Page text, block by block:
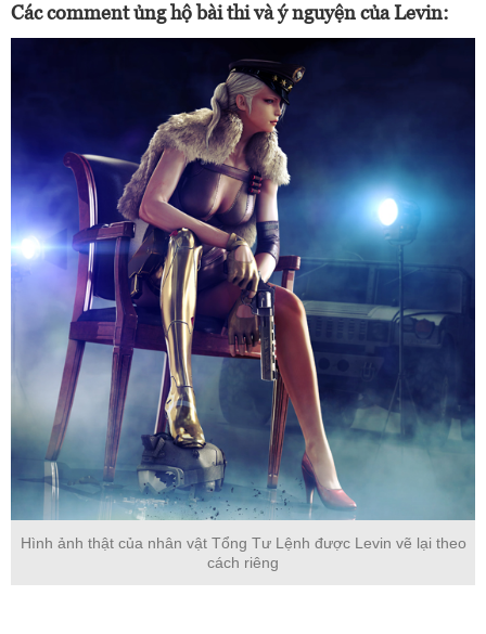
Các comment ủng hộ bài thi và ý nguyện của Levin:
Hình ảnh thật của nhân vật Tổng Tư Lệnh được Levin vẽ lại theo
cách riêng